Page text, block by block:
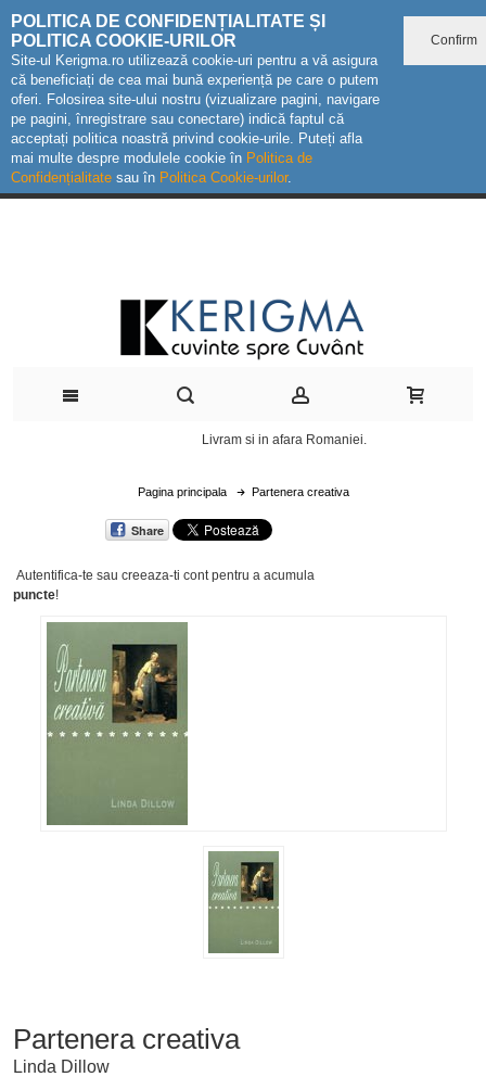
POLITICA DE CONFIDENȚIALITATE ȘI
POLITICA COOKIE-URILOR
Site-ul Kerigma.ro utilizează cookie-uri pentru a vă asigura
că beneficiați de cea mai bună experiență pe care o putem
oferi. Folosirea site-ului nostru (vizualizare pagini, navigare
pe pagini, înregistrare sau conectare) indică faptul că
acceptați politica noastră privind cookie-urile. Puteți afla
mai multe despre modulele cookie în Politica de
Confidențialitate sau în Politica Cookie-urilor.
Confirm
Livram si in afara Romaniei.
Pagina principala Partenera creativa
Share
Autentifica-te sau creeaza-ti contpentru a acumula
puncte!
Partenera creativa
Linda Dillow